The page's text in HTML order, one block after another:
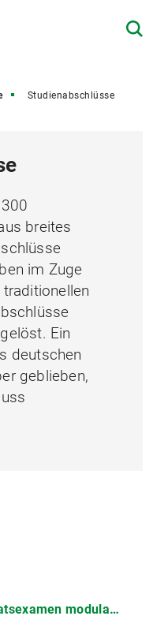
Studienabschlüsse
breites
im Zuge
Ein
deutschen
geblieben,
modularisiert